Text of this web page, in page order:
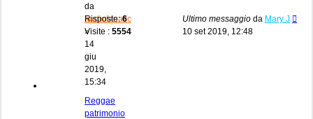
da
audiofanatic
»
14
giu
2019,
15:34
Risposte:6
Visite : 5554
Ultimo messaggio da Mary J
10 set 2019, 12:48
Reggae
patrimonio